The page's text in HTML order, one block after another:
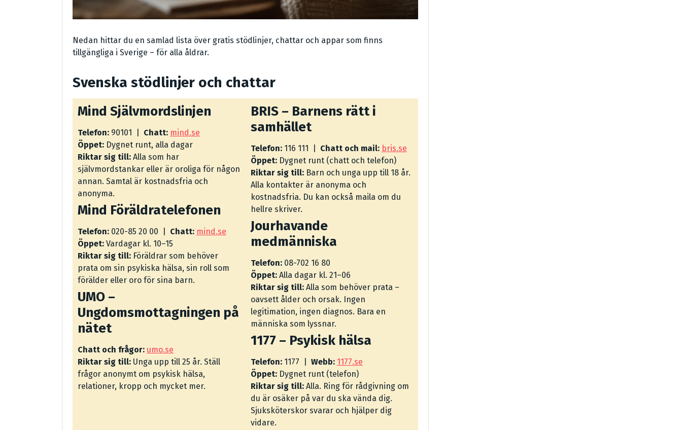
Nedan hittar du en samlad lista över gratis stödlinjer, chattar och appar som finns
tillgängliga i Sverige – för alla åldrar.
Svenska stödlinjer och chattar
Mind Självmordslinjen
Telefon: 90101 | Chatt: mind.se
Öppet: Dygnet runt, alla dagar
Riktar sig till: Alla som har
självmordstankar eller är oroliga för någon
annan. Samtal är kostnadsfria och
anonyma.
Mind Föräldratelefonen
Telefon: 020-85 20 00 | Chatt: mind.se
Öppet: Vardagar kl. 10–15
Riktar sig till: Föräldrar som behöver
prata om sin psykiska hälsa, sin roll som
förälder eller oro för sina barn.
UMO –
Ungdomsmottagningen på
nätet
Chatt och frågor: umo.se
Riktar sig till: Unga upp till 25 år. Ställ
frågor anonymt om psykisk hälsa,
relationer, kropp och mycket mer.
BRIS – Barnens rätt i
samhället
Telefon:116 111 | Chatt och mail: bris.se
Öppet:Dygnet runt (chatt och telefon)
Riktar sig till:Barn och unga upp till 18 år.
Alla kontakter är anonyma och
kostnadsfria. Du kan också maila om du
hellre skriver.
Jourhavande
medmänniska
Telefon:08-702 16 80
Öppet:Alla dagar kl. 21–06
Riktar sig till:Alla som behöver prata –
oavsett ålder och orsak. Ingen
legitimation, ingen diagnos. Bara en
människa som lyssnar.
1177 – Psykisk hälsa
Telefon:1177 | Webb: 1177.se
Öppet:Dygnet runt (telefon)
Riktar sig till:Alla. Ring för rådgivning om
du är osäker på var du ska vända dig.
Sjuksköterskor svarar och hjälper dig
vidare.